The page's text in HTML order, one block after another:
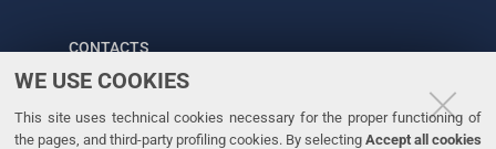
WE USE COOKIES
This site uses technical cookies necessary for the proper functioning of
the pages, and third-party profiling cookies. By selecting Accept all cookies
CONTACTS
Tel. +39 0532 293111
Fax. +39 0532 293031